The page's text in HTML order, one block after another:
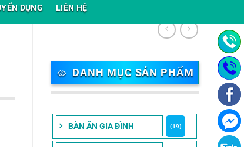
DỤNG LIÊN HỆ
DANH MỤC SẢN PHẨM
BÀN ĂN GIA ĐÌNH (19)